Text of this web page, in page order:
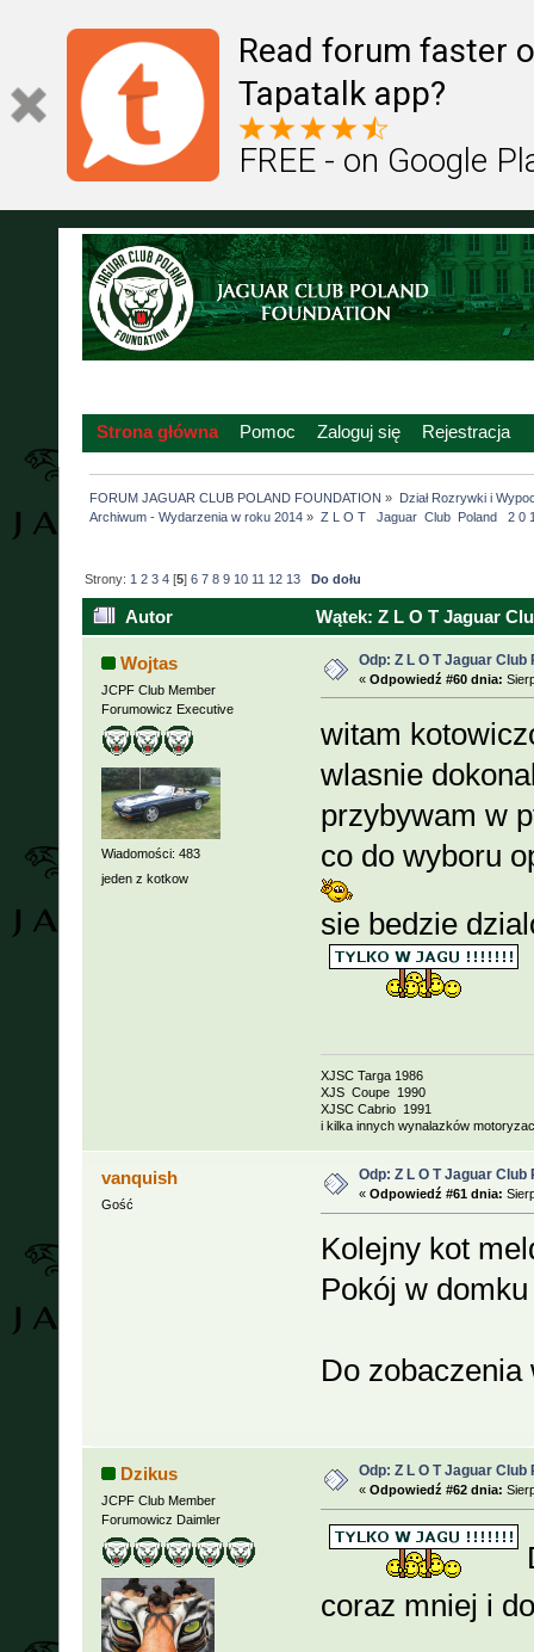
Read forum faster
Tapatalk app?
FREE - on Google
Strona główna Pomoc Zaloguj się Rejestracja
FORUM JAGUAR CLUB POLAND FOUNDATION »
Dział Rozrywki i
Archiwum - Wydarzenia w roku 2014 » Z L O T   Jaguar  Club  Poland   2 0
Strony: 1 2 3 4 [5]6 7 8 9 10 11 12 13 Do dołu
Autor Wątek: Z L O T Jaguar
Wojtas
JCPF Club Member
Forumowicz Executive
Wiadomości: 483
jeden z kotkow
Odp: Z L O T Jaguar Club
« Odpowiedź #60 dnia:
witam
wlasnie
przybywam w
co do wyboru
sie bedzie
XJSC Targa 1986
XJS Coupe 1990
XJSC Cabrio 1991
i kilka innych wynalazków
vanquish
Gość
Odp: Z L O T Jaguar Club
« Odpowiedź #61 dnia:
Kolejny kot
Pokój w
Do zobaczenia
Dzikus
JCPF Club Member
Forumowicz Daimler
Odp: Z L O T Jaguar Club
« Odpowiedź #62 dnia:
coraz mniej i